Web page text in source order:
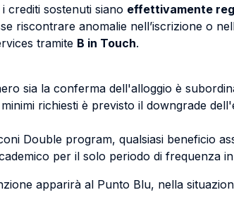
crediti sostenuti siano effettivamente
riscontrare anomalie nell’iscrizione o
tramite B in Touch.
sia la conferma dell'alloggio è
richiesti è previsto il downgrade
Double program, qualsiasi beneficio
per il solo periodo di frequenza
apparirà al Punto Blu, nella